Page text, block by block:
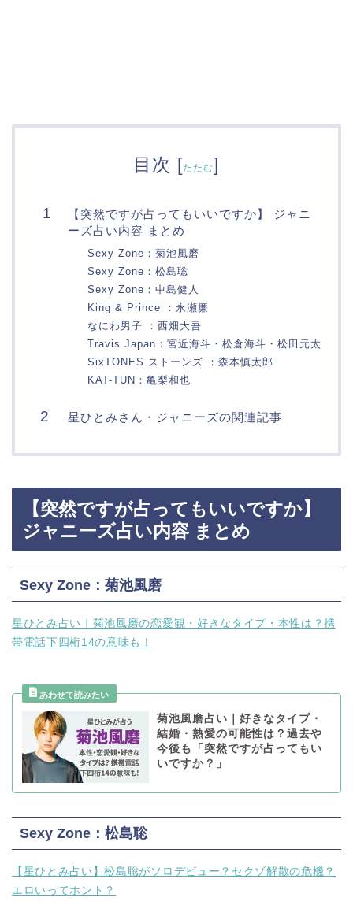
目次 [たたむ]
【突然ですが占ってもいいですか】 ジャニ
ーズ占い内容 まとめ
Sexy Zone：菊池風磨
Sexy Zone：松島聡
Sexy Zone：中島健人
King & Prince ：永瀬廉
なにわ男子 ：西畑大吾
Travis Japan：宮近海斗・松倉海斗・松田元太
SixTONES ストーンズ ：森本慎太郎
KAT-TUN：亀梨和也
星ひとみさん・ジャニーズの関連記事
【突然ですが占ってもいいですか】
ジャニーズ占い内容 まとめ
Sexy Zone：菊池風磨
星ひとみ占い｜菊池風磨の恋愛観・好きなタイプ・本性は？携
帯電話下四桁14の意味も！
菊池風磨占い｜好きなタイプ・
結婚・熱愛の可能性は？過去や
今後も「突然ですが占ってもい
いですか？」
Sexy Zone：松島聡
【星ひとみ占い】松島聡がソロデビュー？セクゾ解散の危機？
エロいってホント？